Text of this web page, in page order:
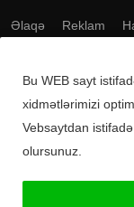
Əlaqə Reklam
Bu WEB sayt
xidmətlərimizi
Vebsaytdan
olursunuz.